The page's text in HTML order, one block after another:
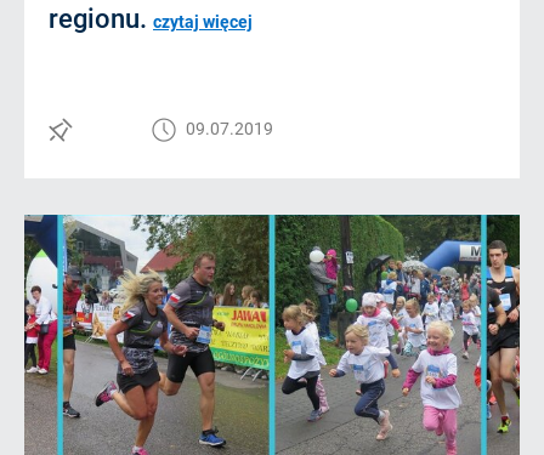
regionu. czytaj więcej
09.07.2019